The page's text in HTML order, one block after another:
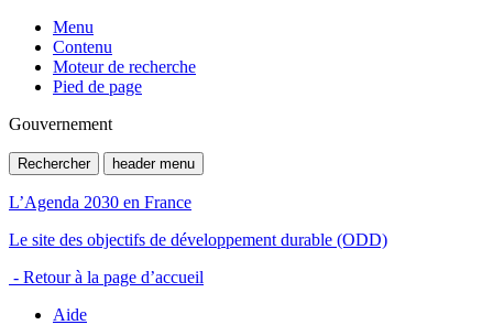
Menu
Contenu
Moteur de recherche
Pied de page
Gouvernement
Rechercher header menu
L’Agenda 2030 en France
Le site des objectifs de développement durable (ODD)
- Retour à la page d’accueil
Aide